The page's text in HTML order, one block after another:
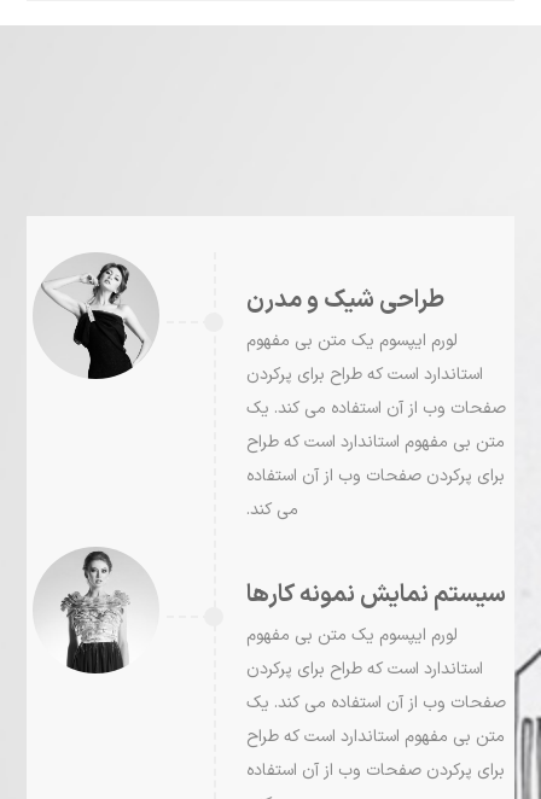
طراحی شیک و مدرن
لورم ايپسوم يک متن بی مفهوم
استاندارد است که طراح برای پرکردن
صفحات وب از آن استفاده می کند. يک
متن بی مفهوم استاندارد است که طراح
برای پرکردن صفحات وب از آن استفاده
می کند.
سیستم نمایش نمونه کارها
لورم ايپسوم يک متن بی مفهوم
استاندارد است که طراح برای پرکردن
صفحات وب از آن استفاده می کند. يک
متن بی مفهوم استاندارد است که طراح
برای پرکردن صفحات وب از آن استفاده